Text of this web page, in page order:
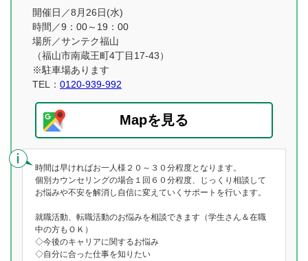
開催日／8月26日(水)
時間／9：00～19：00
場所／サンテク福山
（福山市南蔵王町4丁目17-43）
※駐車場あります
TEL： 0120-939-992
Mapを見る
時間は早ければお一人様２０～３０分程度となります。
個別カウンセリングの場合１回６０分程度、じっくり相談して
お悩みや不安を解消し自信に変えていくサポートを行います。
就職活動、転職活動のお悩みを相談できます（学生さん＆在職
中の方もＯＫ）
◇今後のキャリアに関するお悩み
◇自分に合った仕事を知りたい